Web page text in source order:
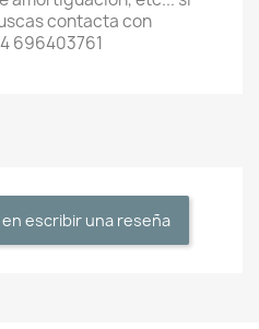
contacta con
696403761
escribir una reseña